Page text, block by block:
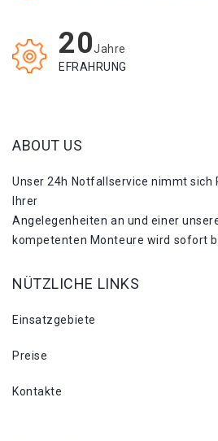
20Jahre
EFRAHRUNG
ABOUT US
Unser 24h Notfallservice nimmt sich
Ihrer
Angelegenheiten an und einer
kompetenten Monteure wird sofort
NÜTZLICHE LINKS
Einsatzgebiete
Preise
Kontakte